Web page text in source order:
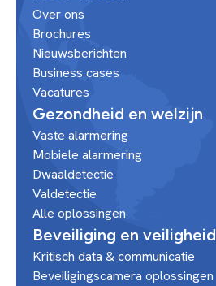
Over ons
Brochures
Nieuwsberichten
Business cases
Vacatures
Gezondheid en welzijn
Vaste alarmering
Mobiele alarmering
Dwaaldetectie
Valdetectie
Alle oplossingen
Beveiliging en veiligheid
Kritisch data & communicatie
Beveiligingscamera oplossingen